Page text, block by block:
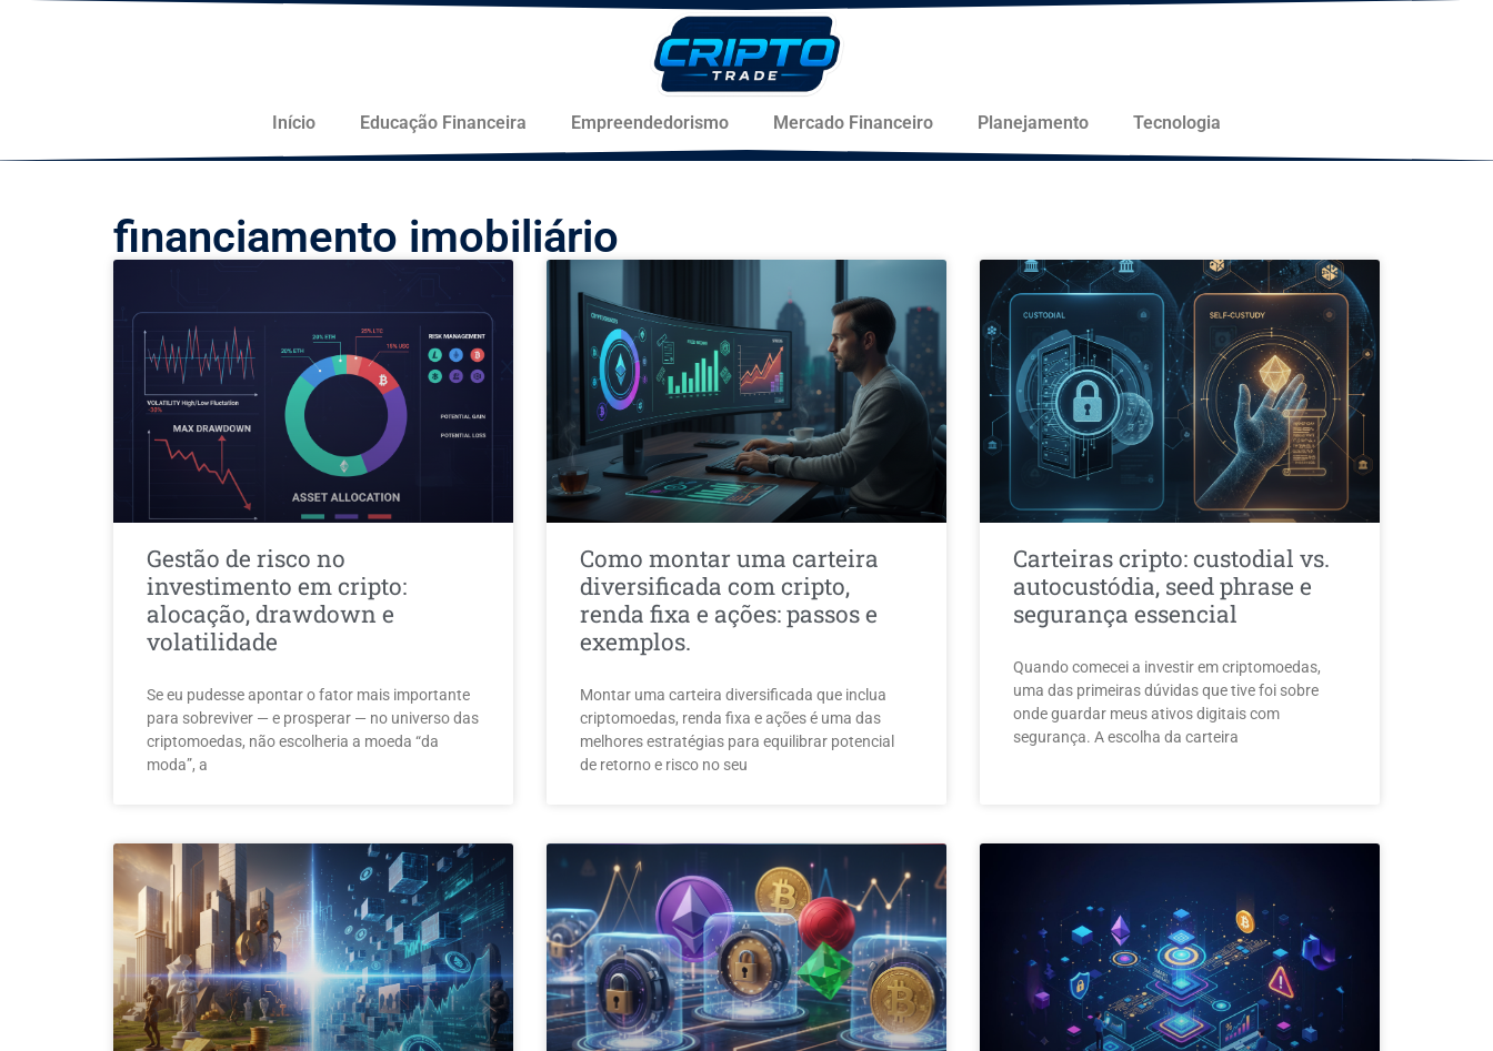
Início Educação Financeira Empreendedorismo Mercado Financeiro Planejamento Tecnologia
financiamento imobiliário
Gestão de risco no
investimento em cripto:
alocação, drawdown e
volatilidade
Se eu pudesse apontar o fator mais importante
para sobreviver — e prosperar — no universo das
criptomoedas, não escolheria a moeda “da
moda”, a
Como montar uma carteira
diversificada com cripto,
renda fixa e ações: passos e
exemplos.
Montar uma carteira diversificada que inclua
criptomoedas, renda fixa e ações é uma das
melhores estratégias para equilibrar potencial
de retorno e risco no seu
Carteiras cripto: custodial vs.
autocustódia, seed phrase e
segurança essencial
Quando comecei a investir em criptomoedas,
uma das primeiras dúvidas que tive foi sobre
onde guardar meus ativos digitais com
segurança. A escolha da carteira